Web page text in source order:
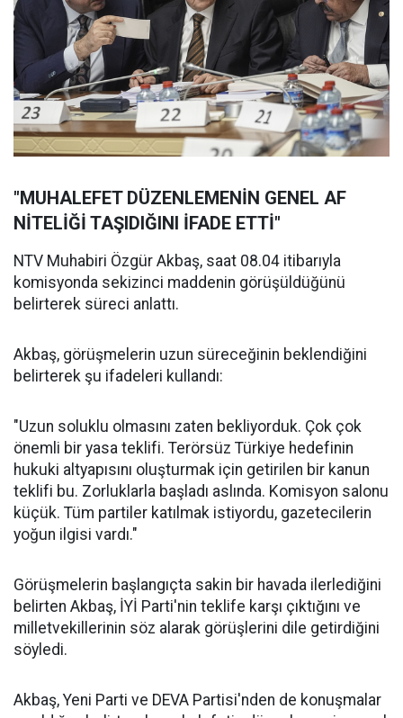
"MUHALEFET DÜZENLEMENİN GENEL AF
NİTELİĞİ TAŞIDIĞINI İFADE ETTİ"
NTV Muhabiri Özgür Akbaş, saat 08.04 itibarıyla
komisyonda sekizinci maddenin görüşüldüğünü
belirterek süreci anlattı.
Akbaş, görüşmelerin uzun süreceğinin beklendiğini
belirterek şu ifadeleri kullandı:
"Uzun soluklu olmasını zaten bekliyorduk. Çok çok
önemli bir yasa teklifi. Terörsüz Türkiye hedefinin
hukuki altyapısını oluşturmak için getirilen bir kanun
teklifi bu. Zorluklarla başladı aslında. Komisyon salonu
küçük. Tüm partiler katılmak istiyordu, gazetecilerin
yoğun ilgisi vardı."
Görüşmelerin başlangıçta sakin bir havada ilerlediğini
belirten Akbaş, İYİ Parti'nin teklife karşı çıktığını ve
milletvekillerinin söz alarak görüşlerini dile getirdiğini
söyledi.
Akbaş, Yeni Parti ve DEVA Partisi'nden de konuşmalar